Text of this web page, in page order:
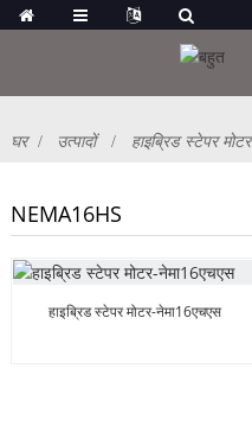
घर उत्पादों हाइब्रिड स्टेपर मोटर
NEMA16HS
हाइब्रिड स्टेपर मोटर-नेमा16एचएस